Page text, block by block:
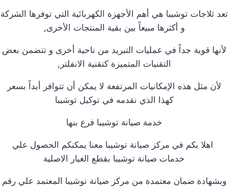
تعد ثلاجات توشيبا هي أهم الأجهزة الكهربائية التي توفرها الشركة
و أكثرها مبيعاً بين بقية المنتجات الأخرى,
لأنها قوية جداً في عمليات التبريد من ناحية أخرى و تتضمن بعض
التقنيات المتميزة كتقنية الانفلتر,
لأن مثل هذه الإمكانيات المرتفعة لا يمكن أن تتوافر أبداً بسعر
كهذا الذي نقدمه في توكيل توشيبا
خدمة صيانة توشيبا فرع بنها
اهلا بكم في مركز صيانة توشيبا معنا يمكنكم الحصول علي
خدمات صيانة توشيبا بقطع الغيار الاصلية
وبشهادة ضمان معتمدة من مركز صيانة توشيبا المعتمد علي رقم